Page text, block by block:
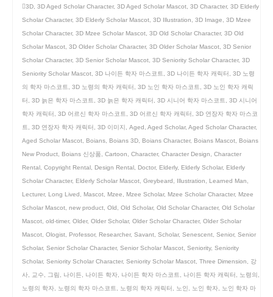
3D 3D Aged Scholar Character, 3D Aged Scholar Mascot 3D Character, 3D Elderly
Scholar Character, 3D Elderly Scholar Mascot 3D Illustration 3D Image
3D Mzee
Scholar Character, 3D Mzee Scholar Mascot 3D Old Scholar Character, 3D Old
Scholar Mascot 3D Older Scholar Character, 3D Older Scholar Mascot 3D Senior
Scholar Character, 3D Senior Scholar Mascot 3D Seniority Scholar Character, 3D
Seniority Scholar Mascot 3D 나이든 학자 마스코트 3D 나이든 학자 캐릭터
3D 노령
의 학자 마스코트
3D 노령의 학자 캐릭터 3D 노인 학자 마스코트
3D 노인 학자 캐릭
터
3D 늙은 학자 마스코트 3D 늙은 학자 캐릭터 3D 시니어 학자 마스코트
3D 시니어
학자 캐릭터
3D 어르신 학자 마스코트 3D 어르신 학자 캐릭터
3D 연장자 학자 마스코
트
3D 연장자 학자 캐릭터 3D 이미지 Aged Aged Scholar, Aged Scholar Character,
Aged Scholar Mascot
Boians Boians 3D Boians Character, Boians Mascot
Boians
New Product
Boians 신상품 Cartoon Character, Character Design
Character
Rental Copyright Rental Design Rental Doctor, Elderly, Elderly Scholar, Elderly
Scholar Character, Elderly Scholar Mascot Greybeard Illustration Learned Man
Lecturer, Long Lived Mascot Mzee Mzee Scholar, Mzee Scholar Character, Mzee
Scholar Mascot new product Old Old Scholar, Old Scholar Character, Old Scholar
Mascot old-timer, Older, Older Scholar, Older Scholar Character, Older Scholar
Mascot Ologist Professor, Researcher, Savant Scholar, Senescent Senior, Senior
Scholar, Senior Scholar Character, Senior Scholar Mascot Seniority, Seniority
Scholar, Seniority Scholar Character, Seniority Scholar Mascot Three Dimension
강
사
교수 그림 나이든 나이든 학자 나이든 학자 마스코트 나이든 학자 캐릭터 노령의
노령의 학자
노령의 학자 마스코트 노령의 학자 캐릭터 노인 노인 학자
노인 학자 마